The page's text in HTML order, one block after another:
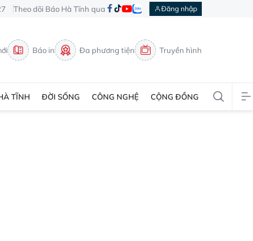
Theo dõi Báo Hà Tĩnh qua Đăng nhập
Báo in Đa phương tiện Truyền hình
TĨNH ĐỜI SỐNG CÔNG NGHỆ CỘNG ĐỒNG